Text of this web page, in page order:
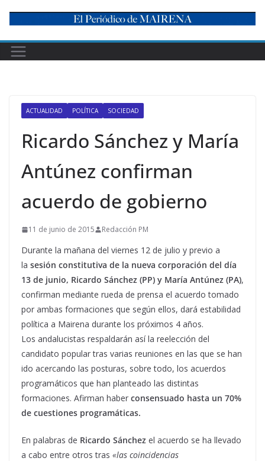
content
ACTUALIDAD POLÍTICA SOCIEDAD
Ricardo Sánchez y María
Antúnez confirman
acuerdo de gobierno
11 de junio de 2015 Redacción PM
Durante la mañana del viernes 12 de julio y previo a
la sesión constitutiva de la nueva corporación del día
13 de junio, Ricardo Sánchez (PP) y María Antúnez (PA),
confirman mediante rueda de prensa el acuerdo tomado
por ambas formaciones que según ellos, dará estabilidad
política a Mairena durante los próximos 4 años.
Los andalucistas respaldarán así la reelección del
candidato popular tras varias reuniones en las que se han
ido acercando las posturas, sobre todo, los acuerdos
programáticos que han planteado las distintas
formaciones. Afirman haber consensuado hasta un 70%
de cuestiones programáticas.
En palabras de Ricardo Sánchez el acuerdo se ha llevado
a cabo entre otros tras «las coincidencias